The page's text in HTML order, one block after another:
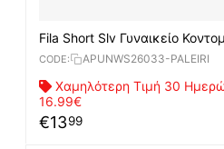
Fila Short Slv Γυναικείο
CODE: APUNWS26033-PALEIRI
Χαμηλότερη Τιμή 30
16.99€
€1399